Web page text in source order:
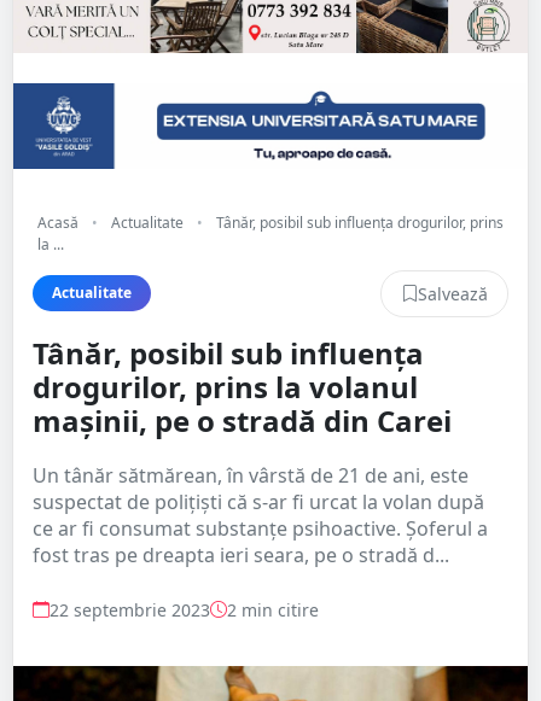
Acasă • Actualitate •
Tânăr, posibil sub influența drogurilor, prins
la ...
Actualitate Salvează
Tânăr, posibil sub influența
drogurilor, prins la volanul
mașinii, pe o stradă din Carei
Un tânăr sătmărean, în vârstă de 21 de ani, este
suspectat de polițiști că s-ar fi urcat la volan după
ce ar fi consumat substanțe psihoactive. Șoferul a
fost tras pe dreapta ieri seara, pe o stradă d...
22 septembrie 2023 2 min citire